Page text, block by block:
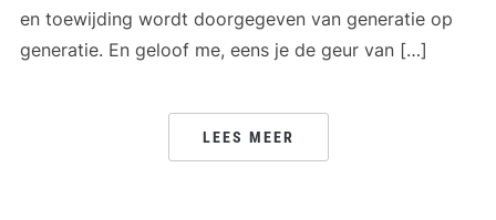
en toewijding wordt doorgegeven van generatie op
generatie. En geloof me, eens je de geur van […]
LEES MEER